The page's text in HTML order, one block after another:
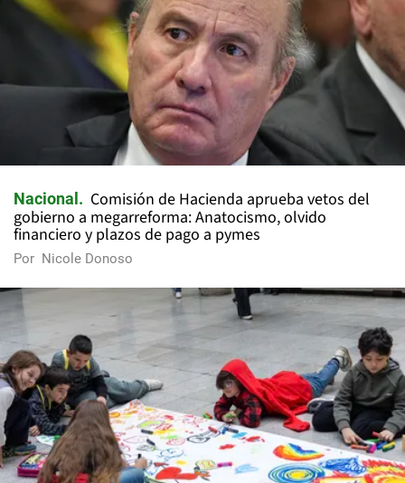
Nacional
Comisión de Hacienda aprueba vetos del
gobierno a megarreforma: Anatocismo, olvido
financiero y plazos de pago a pymes
Por Nicole Donoso